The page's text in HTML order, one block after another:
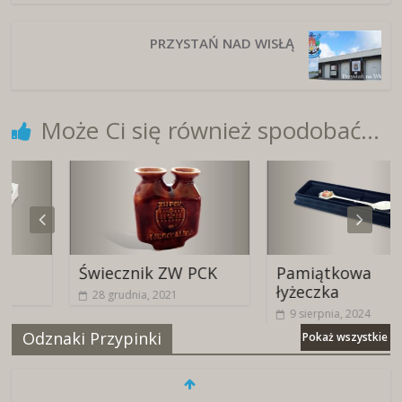
PRZYSTAŃ NAD WISŁĄ
Może Ci się również spodobać...
Świecznik ZW PCK
28 grudnia, 2021
Pamiątkowa
łyżeczka
9 sierpnia, 2024
Odznaki Przypinki Pokaż wszystkie